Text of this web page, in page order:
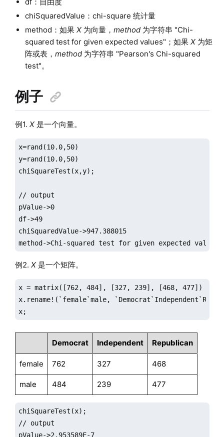
chiSquaredValue：chi-square 统计量
method：如果 X为向量， method为字符串 "Chi-
squared test for given expected values"；如果 X为矩
阵或表， method为字符串 "Pearson's Chi-squared
test"。
例子
例1. X是一个向量。
x=rand(10.0,50)
y=rand(10.0,50)
chiSquareTest(x,y);
// output
pValue->0
df->49
chiSquaredValue->947.388015
method->Chi-squared test for given expected values
例2. X是一个矩阵。
x = matrix([762, 484], [327, 239], [468, 477])
x.rename!(`female`male,
x;
Democrat Independent Republican
female 762 327 468
male 484 239 477
chiSquareTest(x);
// output
pValue->2.953589E-7